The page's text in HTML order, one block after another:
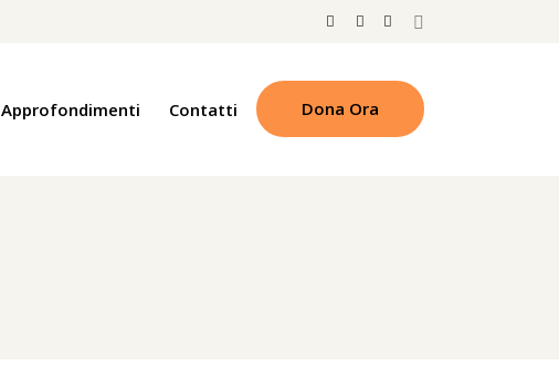
Approfondimenti Contatti Dona Ora